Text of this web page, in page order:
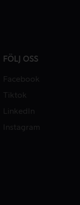
FÖLJ OSS
Facebook
Tiktok
LinkedIn
Instagram